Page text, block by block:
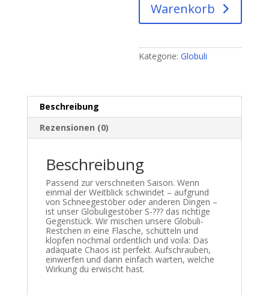
Warenkorb
Kategorie:Globuli
Beschreibung
Rezensionen (0)
Beschreibung
Passend zur verschneiten Saison. Wenn
einmal der Weitblick schwindet – aufgrund
von Schneegestöber oder anderen Dingen –
ist unser Globuligestöber S-??? das richtige
Gegenstück. Wir mischen unsere Globuli-
Restchen in eine Flasche, schütteln und
klopfen nochmal ordentlich und voila: Das
adäquate Chaos ist perfekt. Aufschrauben,
einwerfen und dann einfach warten, welche
Wirkung du erwischt hast.